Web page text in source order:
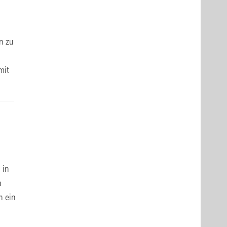
zu
in
ein